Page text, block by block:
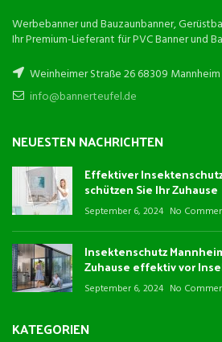
Werbebanner und Bauzaunbanner,
Ihr Premium-Lieferant für PVC Banner und
Weinheimer Straße 26 68309 Mannheim
info@bannerteufel.de
NEUESTEN NACHRICHTEN
Effektiver
schützen Sie Ihr Zuhause
September 6, 2024 No
Insektenschutz
Zuhause effektiv vor
September 6, 2024 No
KATEGORIEN